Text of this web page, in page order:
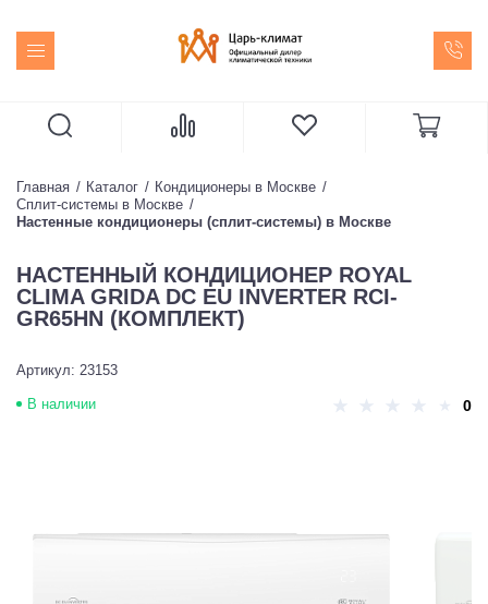
Главная Каталог
Кондиционеры в Москве
Сплит-системы в Москве
Настенные кондиционеры (сплит-системы) в Москве
НАСТЕННЫЙ КОНДИЦИОНЕР ROYAL
CLIMA GRIDA DC EU INVERTER RCI-
GR65HN (КОМПЛЕКТ)
Артикул: 23153
В наличии 0